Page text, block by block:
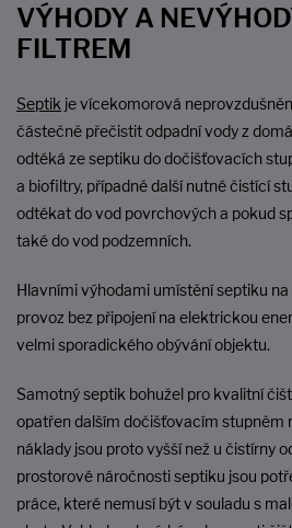
VÝHODY A
FILTREM
Septik je vícekomorová
částečně přečistit odpadní vody z
odtéká ze septiku do dočišťovacích
a biofiltry, případně další nutné čistící
odtékat do vod povrchových a pokud
také do vod podzemních.
Hlavními výhodami umístění septiku
provoz bez připojení na elektrickou
velmi sporadického obývání objektu.
Samotný septik bohužel pro kvalitní
opatřen dalším dočišťovacím stupněm
náklady jsou proto vyšší než u čistírny
prostorové náročnosti septiku jsou
práce, které nemusí být v souladu s